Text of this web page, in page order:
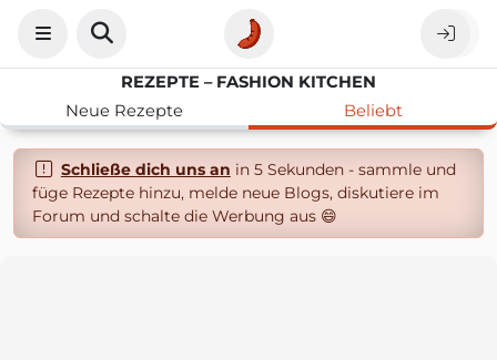
REZEPTE – FASHION KITCHEN
Neue Rezepte
Beliebt
Schließe dich uns an in 5 Sekunden - sammle und
füge Rezepte hinzu, melde neue Blogs, diskutiere im
Forum und schalte die Werbung aus 😄